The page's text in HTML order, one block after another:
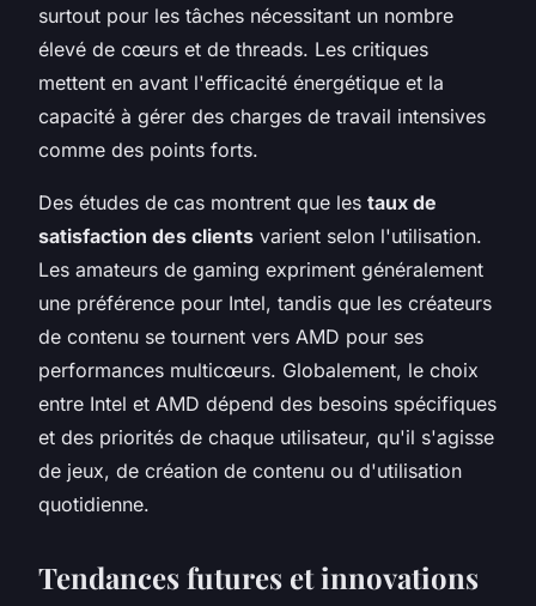
surtout pour les tâches nécessitant un nombre
élevé de cœurs et de threads. Les critiques
mettent en avant l'efficacité énergétique et la
capacité à gérer des charges de travail intensives
comme des points forts.
Des études de cas montrent que les taux de
satisfaction des clients varient selon l'utilisation.
Les amateurs de gaming expriment généralement
une préférence pour Intel, tandis que les créateurs
de contenu se tournent vers AMD pour ses
performances multicœurs. Globalement, le choix
entre Intel et AMD dépend des besoins spécifiques
et des priorités de chaque utilisateur, qu'il s'agisse
de jeux, de création de contenu ou d'utilisation
quotidienne.
Tendances futures et innovations